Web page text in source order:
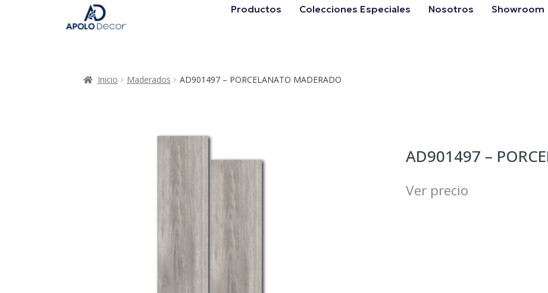
Productos Colecciones Especiales Nosotros Showroom
Inicio Maderados AD901497 – PORCELANATO MADERADO
AD901497 –
Ver precio